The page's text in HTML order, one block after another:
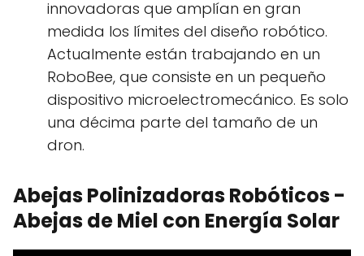
innovadoras que amplían en gran
medida los límites del diseño robótico.
Actualmente están trabajando en un
RoboBee, que consiste en un pequeño
dispositivo microelectromecánico. Es solo
una décima parte del tamaño de un
dron.
Abejas Polinizadoras Robóticos -
Abejas de Miel con Energía Solar